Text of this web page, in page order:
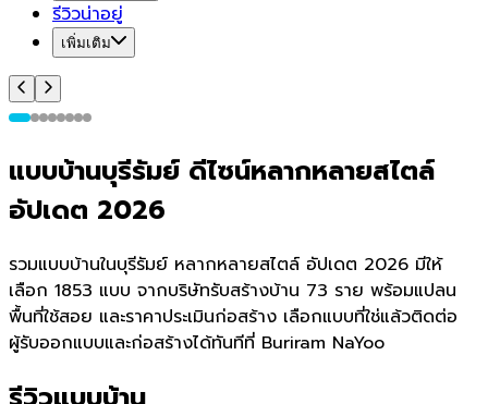
รีวิวน่าอยู่
เพิ่มเติม
แบบบ้านบุรีรัมย์ ดีไซน์หลากหลายสไตล์
อัปเดต 2026
รวมแบบบ้านในบุรีรัมย์ หลากหลายสไตล์ อัปเดต 2026 มีให้
เลือก 1853 แบบ จากบริษัทรับสร้างบ้าน 73 ราย พร้อมแปลน
พื้นที่ใช้สอย และราคาประเมินก่อสร้าง เลือกแบบที่ใช่แล้วติดต่อ
ผู้รับออกแบบและก่อสร้างได้ทันทีที่ Buriram NaYoo